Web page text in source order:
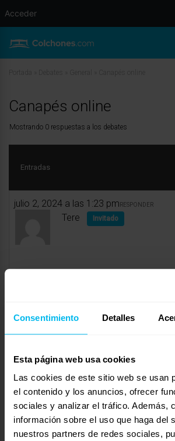
Consentimiento Detalles
Esta página web usa cookies
Las cookies de este sitio web se usan
el contenido y los anuncios, ofrecer
sociales y analizar el tráfico. Además,
información sobre el uso que haga del
nuestros partners de redes sociales,
Canapés online
Mostrando 0 respuestas a los debates
Entradas
julio 2, 2024 a las 1:23 pm RESPONDER
Tere Invitado
Hola, buenas tardes. Estoy mirando
Maxcolchon, ¿alguien de vosotros ha
Tu información:
Correo electrónico (no se publicará) (obligatorio):
Acceder